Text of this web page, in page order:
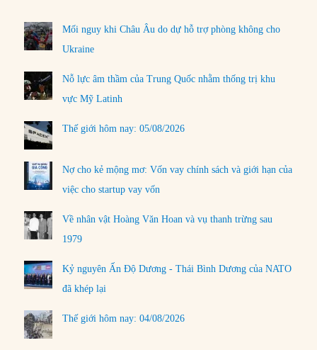
Mối nguy khi Châu Âu do dự hỗ trợ phòng không cho
Ukraine
Nỗ lực âm thầm của Trung Quốc nhằm thống trị khu
vực Mỹ Latinh
Thế giới hôm nay: 05/08/2026
Nợ cho kẻ mộng mơ: Vốn vay chính sách và giới hạn của
việc cho startup vay vốn
Về nhân vật Hoàng Văn Hoan và vụ thanh trừng sau
1979
Kỷ nguyên Ấn Độ Dương - Thái Bình Dương của NATO
đã khép lại
Thế giới hôm nay: 04/08/2026